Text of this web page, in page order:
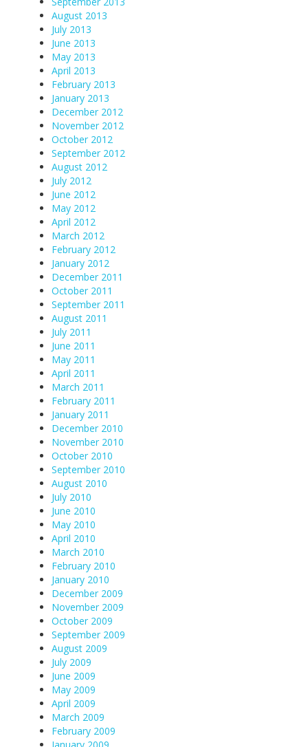
August 2013
July 2013
June 2013
May 2013
April 2013
February 2013
January 2013
December 2012
November 2012
October 2012
September 2012
August 2012
July 2012
June 2012
May 2012
April 2012
March 2012
February 2012
January 2012
December 2011
October 2011
September 2011
August 2011
July 2011
June 2011
May 2011
April 2011
March 2011
February 2011
January 2011
December 2010
November 2010
October 2010
September 2010
August 2010
July 2010
June 2010
May 2010
April 2010
March 2010
February 2010
January 2010
December 2009
November 2009
October 2009
September 2009
August 2009
July 2009
June 2009
May 2009
April 2009
March 2009
February 2009